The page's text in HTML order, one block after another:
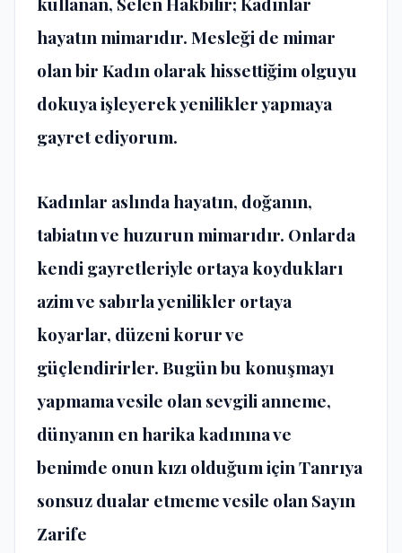
hayatın mimarıdır. Mesleği de mimar
olan bir Kadın olarak hissettiğim olguyu
dokuya işleyerek yenilikler yapmaya
gayret ediyorum.
Kadınlar aslında hayatın, doğanın,
tabiatın ve huzurun mimarıdır. Onlarda
kendi gayretleriyle ortaya koydukları
azim ve sabırla yenilikler ortaya
koyarlar, düzeni korur ve
güçlendirirler. Bugün bu konuşmayı
yapmama vesile olan sevgili anneme,
dünyanın en harika kadınına ve
benimde onun kızı olduğum için Tanrıya
sonsuz dualar etmeme vesile olan Sayın
Zarife